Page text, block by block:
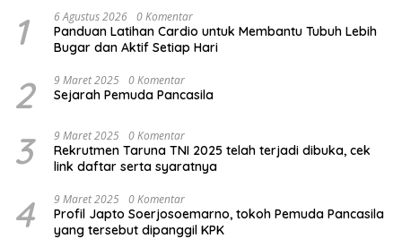
1 6 Agustus 2026 0 Komentar
Panduan Latihan Cardio untuk Membantu Tubuh Lebih
Bugar dan Aktif Setiap Hari
2 9 Maret 2025 0 Komentar
Sejarah Pemuda Pancasila
3 9 Maret 2025 0 Komentar
Rekrutmen Taruna TNI 2025 telah terjadi dibuka, cek
link daftar serta syaratnya
4 9 Maret 2025 0 Komentar
Profil Japto Soerjosoemarno, tokoh Pemuda Pancasila
yang tersebut dipanggil KPK